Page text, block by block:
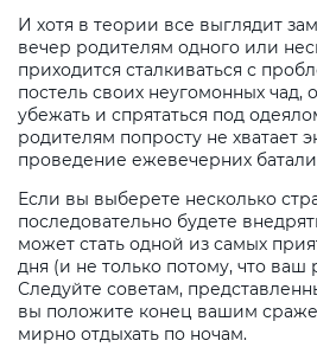
И хотя в теории все выглядит
вечер родителям одного или
приходится сталкиваться с
постель своих неугомонных чад,
убежать и спрятаться под
родителям попросту не хватает
проведение ежевечерних
Если вы выберете несколько
последовательно будете
может стать одной из самых
дня (и не только потому, что ваш
Следуйте советам,
вы положите конец вашим
мирно отдыхать по ночам.